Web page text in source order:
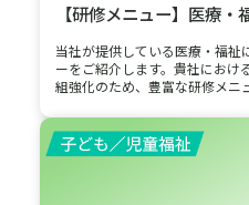
【研修メニュー】医療・
当社が提供している医療・福祉
ーをご紹介します。貴社におけ
組強化のため、豊富な研修メニ